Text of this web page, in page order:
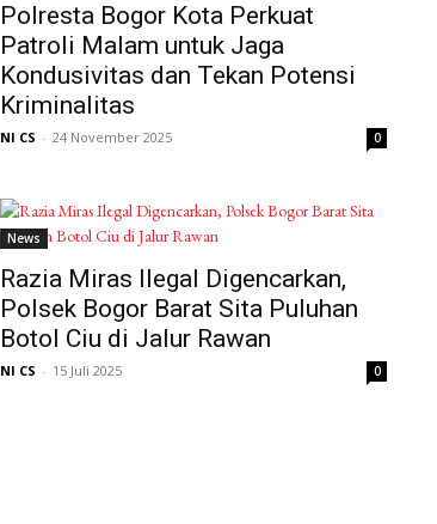
Polresta Bogor Kota Perkuat
Patroli Malam untuk Jaga
Kondusivitas dan Tekan Potensi
Kriminalitas
NI CS - 24 November 2025 0
News
Razia Miras Ilegal Digencarkan,
Polsek Bogor Barat Sita Puluhan
Botol Ciu di Jalur Rawan
NI CS - 15 Juli 2025 0